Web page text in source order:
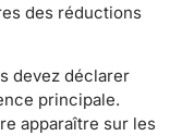
des réductions
devez déclarer
principale.
apparaître sur les